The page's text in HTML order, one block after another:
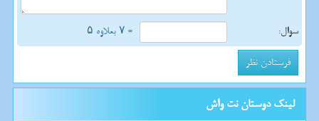
سوال: = ۷ بعلاوه ۵
لینک دوستان نت واش